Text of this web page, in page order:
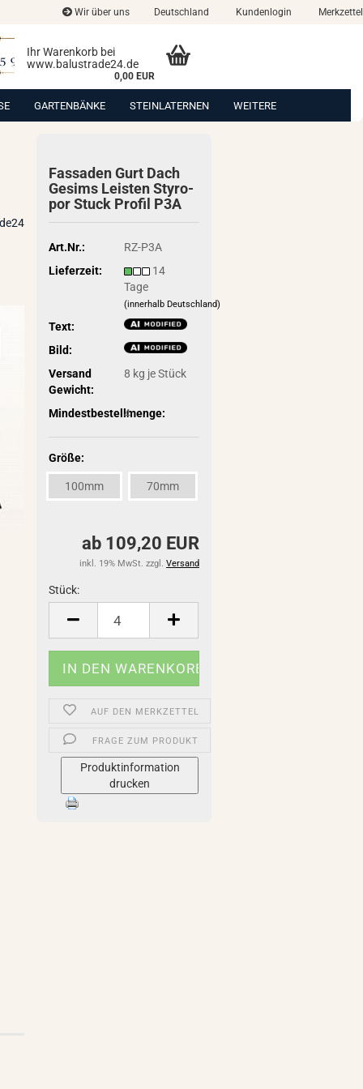
Wir über uns Deutschland Kundenlogin Merkzettel
Ihr Warenkorb bei
www.balustrade24.de
0,00 EUR
GARTENBÄNKE STEINLATERNEN WEITERE
Fas­sa­den Gurt Dach
Ge­sims Leis­ten Sty­ro­
por Stuck Pro­fil P3A
Art.Nr.:
RZ-P3A
Lieferzeit:
14
Tage
(innerhalb Deutschland)
Text:
Bild:
Versand
Gewicht:
8 kg je Stück
Mindestbestellmenge:
4
Größe:
100mm 70mm
ab 109,20 EUR
inkl. 19% MwSt. zzgl. Versand
Stück:
Stück
AUF DEN MERKZETTEL
FRAGE ZUM PRODUKT
Produktinformation
drucken